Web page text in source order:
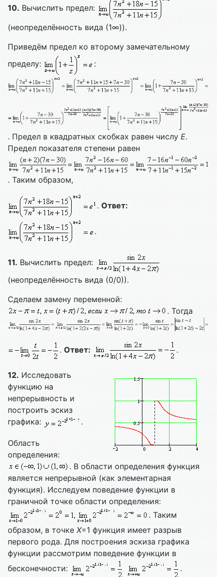
10. Вычислить предел:
(неопределённость вида (1∞)).
Приведём предел ко второму замечательному
пределу:
:
. Предел в квадратных скобках равен числу E.
Предел показателя степени равен
. Таким образом,
. Ответ:
.
11. Вычислить предел:
(неопределённость вида (0/0)).
Сделаем замену переменной:
. Тогда
. Ответ: .
12. Исследовать
функцию на
непрерывность и
построить эскиз
графика:
.
Область
определения:
. В области определения функция
является непрерывной (как элементарная
функция). Исследуем поведение функции в
граничной точке области определения:
. Таким
образом, в точке X=1 функция имеет разрыв
первого рода. Для построения эскиза графика
функции рассмотрим поведение функции в
бесконечности:
.